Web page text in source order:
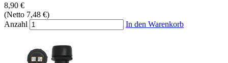
8,90 €
(Netto 7,48 €)
Anzahl
In den Warenkorb